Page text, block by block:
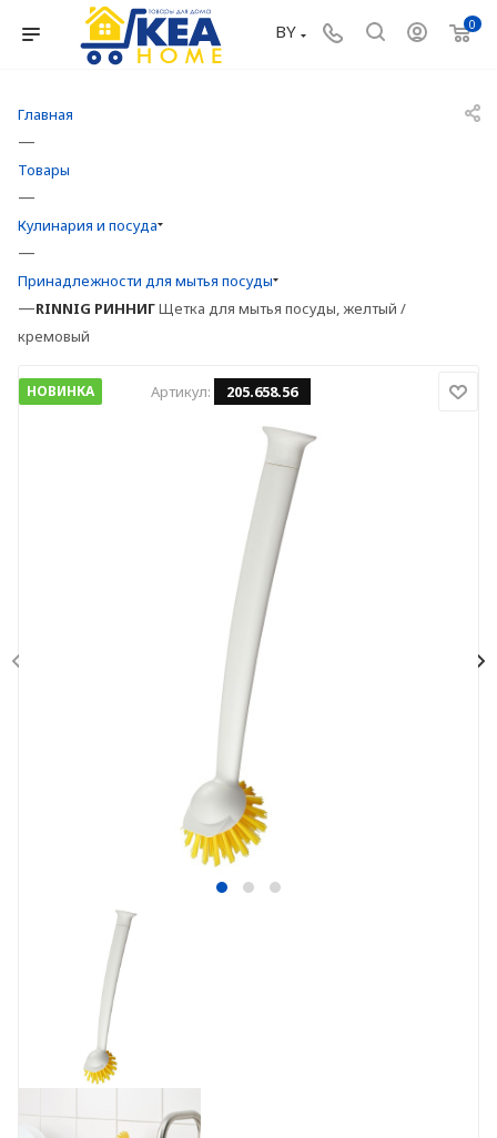
0
BY
Главная
—
Товары
—
Кулинария и посуда
—
Принадлежности для мытья посуды
—RINNIG РИННИГЩетка для мытья посуды, желтый /
кремовый
НОВИНКА Артикул: 205.658.56